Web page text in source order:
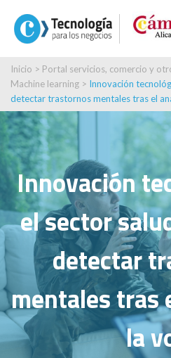
Inicio > Portal servicios, comercio y
Machine learning > Innovación
detectar trastornos mentales tras el
Innovación
el sector
detectar
mentales tras
la